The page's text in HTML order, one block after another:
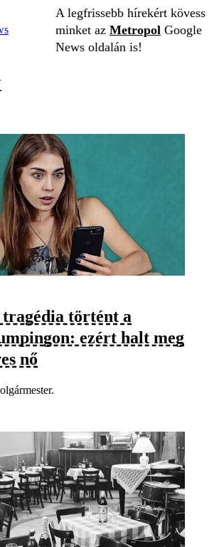
A legfrissebb hírekért kövess
minket az Metropol Google
News oldalán is!
tragédia történt a
ezért halt meg
nő